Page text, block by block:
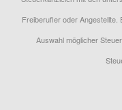
Freiberufler oder Angestellte.
Auswahl möglicher